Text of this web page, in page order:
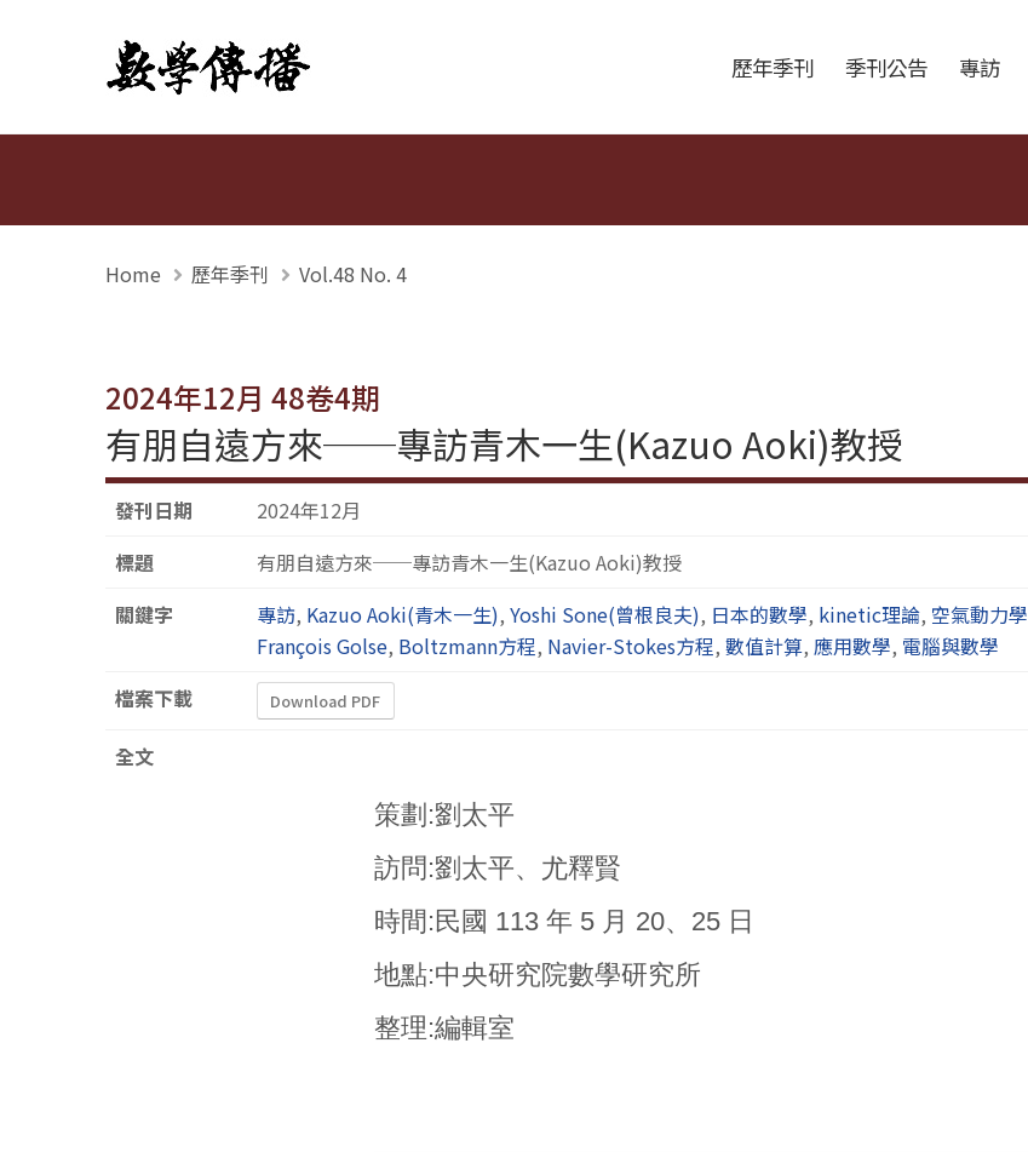
數學傳播 歷年季刊 季刊公告 專訪
Home 歷年季刊 Vol.48 No. 4
2024年12月 48卷4期
有朋自遠方來──專訪青木一生(Kazuo Aoki)教授
發刊日期
2024年12月
標題
有朋自遠方來──專訪青木一生(Kazuo Aoki)教授
關鍵字
專訪, Kazuo Aoki(青木一生), Yoshi Sone(曾根良夫), 日本的數學, kinetic理論, 空氣動力學
François Golse, Boltzmann方程, Navier-Stokes方程, 數值計算, 應用數學, 電腦與數學
檔案下載
Download PDF
全文
策劃:劉太平
訪問:劉太平、尤釋賢
時間:民國 113 年 5 月 20、25 日
地點:中央研究院數學研究所
整理:編輯室